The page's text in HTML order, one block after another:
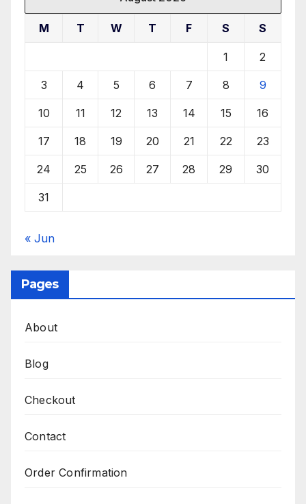
M T W T F S S
1 2
3 4 5 6 7 8 9
10 11 12 13 14 15 16
17 18 19 20 21 22 23
24 25 26 27 28 29 30
31
« Jun
Pages
About
Blog
Checkout
Contact
Order Confirmation